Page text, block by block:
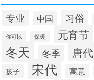
专业 中国 习俗
你可以 保暖 元宵节
冬天 冬季 唐代
孩子 宋代 寓意